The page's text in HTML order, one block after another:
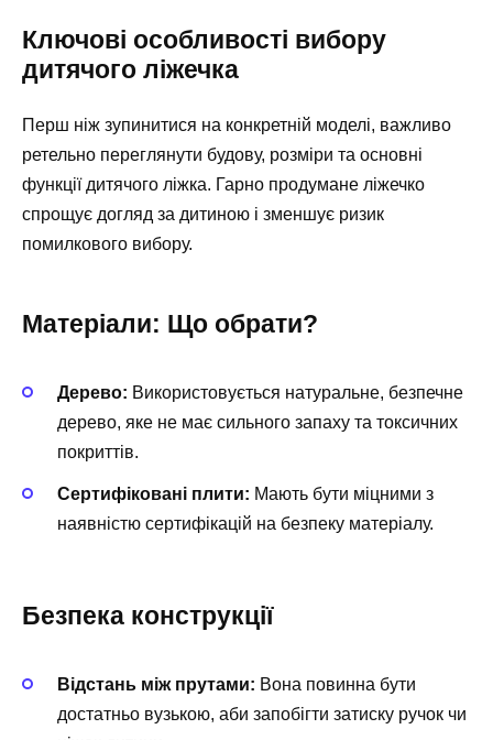
Ключові особливості вибору
дитячого ліжечка
Перш ніж зупинитися на конкретній моделі, важливо
ретельно переглянути будову, розміри та основні
функції дитячого ліжка. Гарно продумане ліжечко
спрощує догляд за дитиною і зменшує ризик
помилкового вибору.
Матеріали: Що обрати?
Дерево: Використовується натуральне, безпечне
дерево, яке не має сильного запаху та токсичних
покриттів.
Сертифіковані плити: Мають бути міцними з
наявністю сертифікацій на безпеку матеріалу.
Безпека конструкції
Відстань між прутами: Вона повинна бути
достатньо вузькою, аби запобігти затиску ручок чи